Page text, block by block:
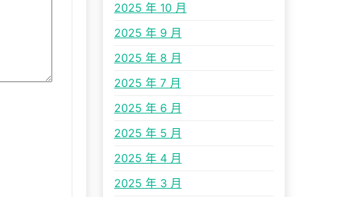
2025 年 10 月
2025 年 9 月
2025 年 8 月
2025 年 7 月
2025 年 6 月
2025 年 5 月
2025 年 4 月
2025 年 3 月